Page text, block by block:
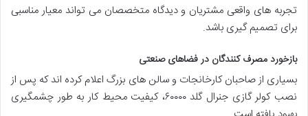
تجربه های واقعی مشتریان و دیدگاه متخصصان می تواند معیار مناسبی
برای تصمیم گیری باشد.
بازخورد مصرف کنندگان در فضاهای صنعتی
بسیاری از صاحبان کارخانجات و سالن های بزرگ اعلام کرده اند که پس از
نصب کولر گازی جنرال گلد ۶۰۰۰۰، کیفیت محیط کار به طور چشمگیری